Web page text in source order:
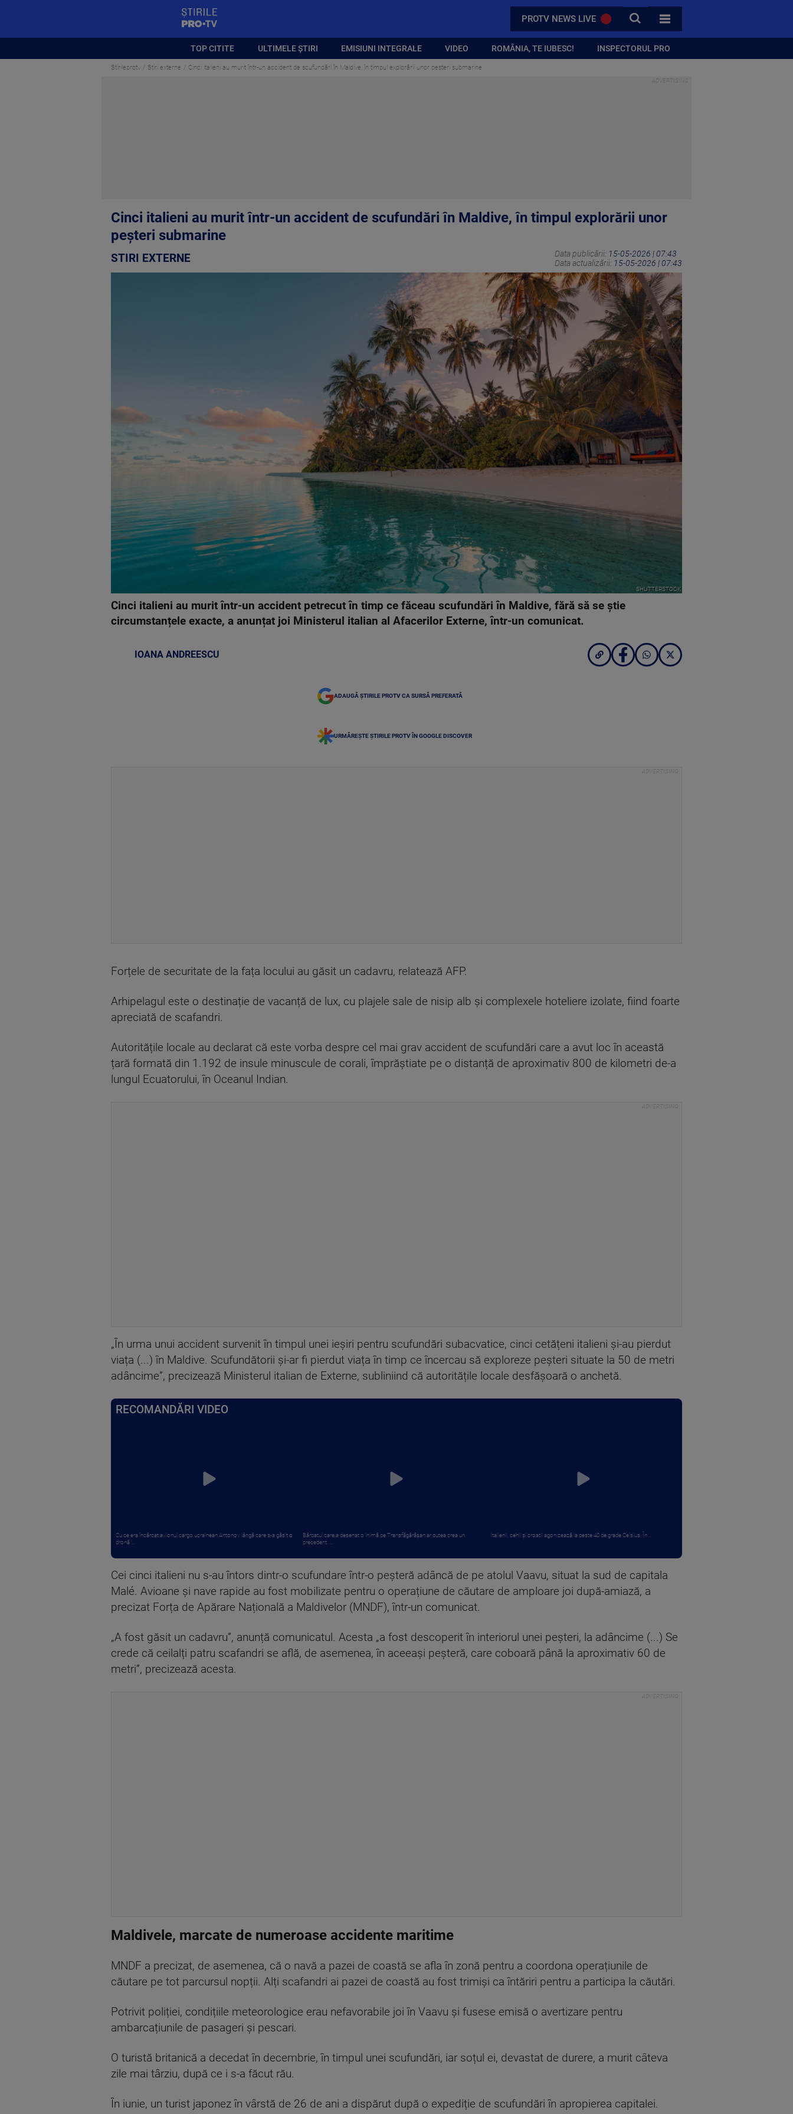
PROTV NEWS LIVE CAUTA
TOATE CATEGORIILE
TOP CITITE ULTIMELE ȘTIRI EMISIUNI INTEGRALE VIDEO ROMÂNIA, TE IUBESC! INSPECTORUL PRO
Stirileprotv Stiri externe Cinci italieni au murit într-un accident de scufundări în Maldive, în timpul explorării unor peșteri submarine
Cinci italieni au murit într-un accident de scufundări în Maldive, în timpul explorării unor
peșteri submarine
STIRI EXTERNE Data publicării: 15-05-2026 | 07:43
Data actualizării: 15-05-2026 | 07:43
SHUTTERSTOCK
Cinci italieni au murit într-un accident petrecut în timp ce făceau scufundări în Maldive, fără să se știe
circumstanțele exacte, a anunțat joi Ministerul italian al Afacerilor Externe, într-un comunicat.
IOANA ANDREESCU
ADAUGĂ ȘTIRILE PROTV CA SURSĂ PREFERATĂ
URMĂREȘTE ȘTIRILE PROTV ÎN GOOGLE DISCOVER
Forțele de securitate de la fața locului au găsit un cadavru, relatează AFP.
Arhipelagul este o destinație de vacanță de lux, cu plajele sale de nisip alb și complexele hoteliere izolate, fiind foarte
apreciată de scafandri.
Autoritățile locale au declarat că este vorba despre cel mai grav accident de scufundări care a avut loc în această
țară formată din 1.192 de insule minuscule de corali, împrăștiate pe o distanță de aproximativ 800 de kilometri de-a
lungul Ecuatorului, în Oceanul Indian.
„În urma unui accident survenit în timpul unei ieșiri pentru scufundări subacvatice, cinci cetățeni italieni și-au pierdut
viața (...) în Maldive. Scufundătorii și-ar fi pierdut viața în timp ce încercau să exploreze peșteri situate la 50 de metri
adâncime”, precizează Ministerul italian de Externe, subliniind că autoritățile locale desfășoară o anchetă.
RECOMANDĂRI VIDEO
Cu ce era încărcat avionul cargo ucrainean Antonov lângă care s-a găsit o
dronă ...
Bărbatul care a desenat o inimă pe Transfăgărășan ar putea crea un
precedent. ...
Italienii, cehii și croații agonizează la peste 40 de grade Celsius. În ...
Cei cinci italieni nu s-au întors dintr-o scufundare într-o peșteră adâncă de pe atolul Vaavu, situat la sud de capitala
Malé. Avioane și nave rapide au fost mobilizate pentru o operațiune de căutare de amploare joi după-amiază, a
precizat Forța de Apărare Națională a Maldivelor (MNDF), într-un comunicat.
„A fost găsit un cadavru”, anunță comunicatul. Acesta „a fost descoperit în interiorul unei peșteri, la adâncime (...) Se
crede că ceilalți patru scafandri se află, de asemenea, în aceeași peșteră, care coboară până la aproximativ 60 de
metri”, precizează acesta.
Maldivele, marcate de numeroase accidente maritime
MNDF a precizat, de asemenea, că o navă a pazei de coastă se afla în zonă pentru a coordona operațiunile de
căutare pe tot parcursul nopții. Alți scafandri ai pazei de coastă au fost trimiși ca întăriri pentru a participa la căutări.
Potrivit poliției, condițiile meteorologice erau nefavorabile joi în Vaavu și fusese emisă o avertizare pentru
ambarcațiunile de pasageri și pescari.
O turistă britanică a decedat în decembrie, în timpul unei scufundări, iar soțul ei, devastat de durere, a murit câteva
zile mai târziu, după ce i s-a făcut rău.
În iunie, un turist japonez în vârstă de 26 de ani a dispărut după o expediție de scufundări în apropierea capitalei.